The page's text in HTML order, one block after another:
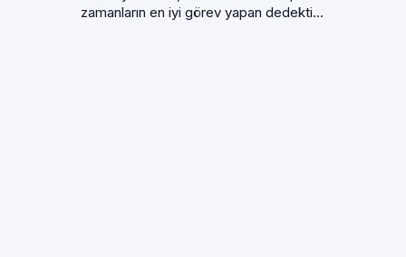
zamanların en iyi görev yapan dedekti...